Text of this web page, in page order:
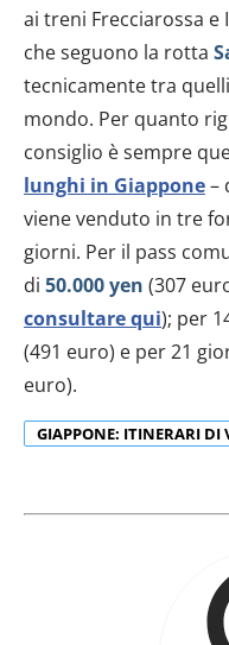
Utilizziamo i cookie per
annunci, per fornire
informazioni sul modo
nostri partner che si
pubblicità e social
con altre informazioni
raccolto dal tuo utilizzo
ai treni Frecciarossa e
che seguono la rotta
tecnicamente tra
mondo. Per quanto
consiglio è sempre
lunghi in Giappone–
viene venduto in tre
giorni. Per il pass
di 50.000 yen (307
consultare qui); per
(491 euro) e per 21
euro).
GIAPPONE: ITINERARI DI